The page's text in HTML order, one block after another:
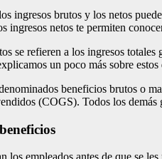
ingresos brutos y los netos
ingresos netos te permiten
se refieren a los ingresos
un poco más sobre estos
beneficios brutos o
(COGS). Todos los